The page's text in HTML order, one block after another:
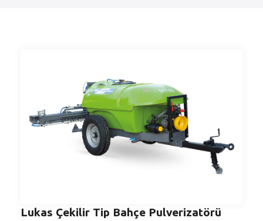
Lukas Çekilir Tip Bahçe Pulverizatörü